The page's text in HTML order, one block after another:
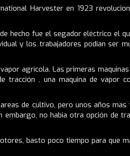
Harvester en 1923
hecho fue el segador eléctrico el
y los trabajadores podian ser
agrícola. Las primeras
tracción , una maquina de vapor
de cultivo, pero unos años mas
embargo, no habia otra opción de
basto poco tiempo para que